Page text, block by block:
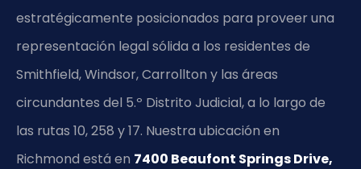
estratégicamente posicionados para proveer una
representación legal sólida a los residentes de
Smithfield, Windsor, Carrollton y las áreas
circundantes del 5.º Distrito Judicial, a lo largo de
las rutas 10, 258 y 17. Nuestra ubicación en
Richmond está en 7400 Beaufont Springs Drive,